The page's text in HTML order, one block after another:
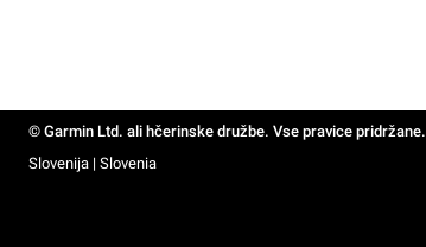
© Garmin Ltd. ali hčerinske družbe. Vse pravice pridržane.
Slovenija | Slovenia